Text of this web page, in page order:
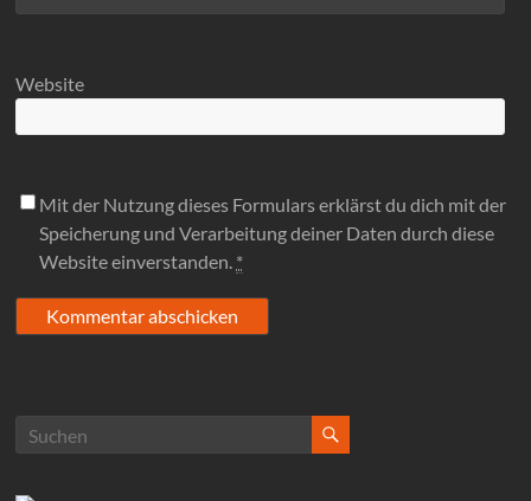
Website
Mit der Nutzung dieses Formulars erklärst du dich mit der
Speicherung und Verarbeitung deiner Daten durch diese
Website einverstanden. *